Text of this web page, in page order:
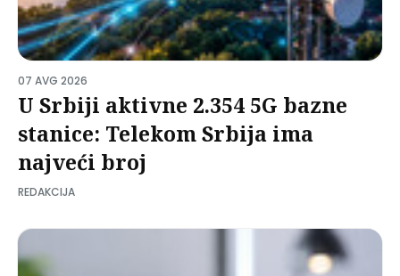
07 AVG 2026
U Srbiji aktivne 2.354 5G bazne
stanice: Telekom Srbija ima
najveći broj
REDAKCIJA